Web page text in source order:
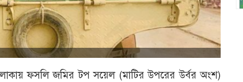
ফসলি জমির টপ সয়েল (মাটির উপরের উর্বর অংশ)